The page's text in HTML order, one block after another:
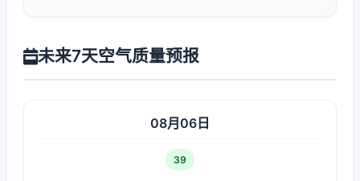
未来7天空气质量预报
08月06日
39